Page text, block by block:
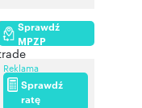
Sprawdź
MPZP
Reklama
Sprawdź
ratę